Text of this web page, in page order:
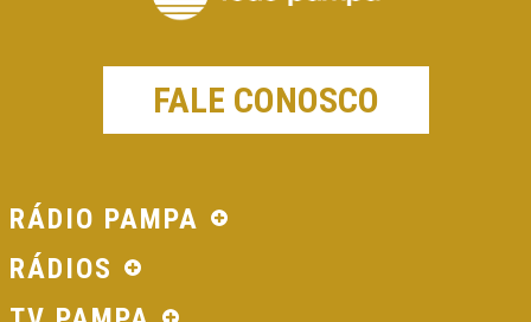
FALE CONOSCO
RÁDIO PAMPA
RÁDIOS